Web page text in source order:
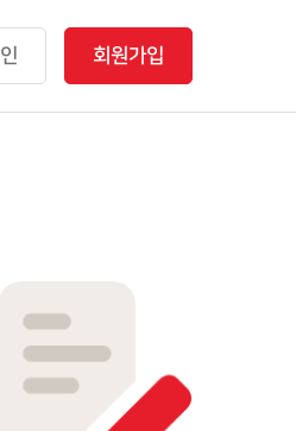
회원가입